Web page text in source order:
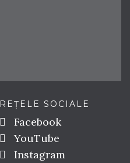
REȚELE SOCIALE
Facebook
YouTube
Instagram